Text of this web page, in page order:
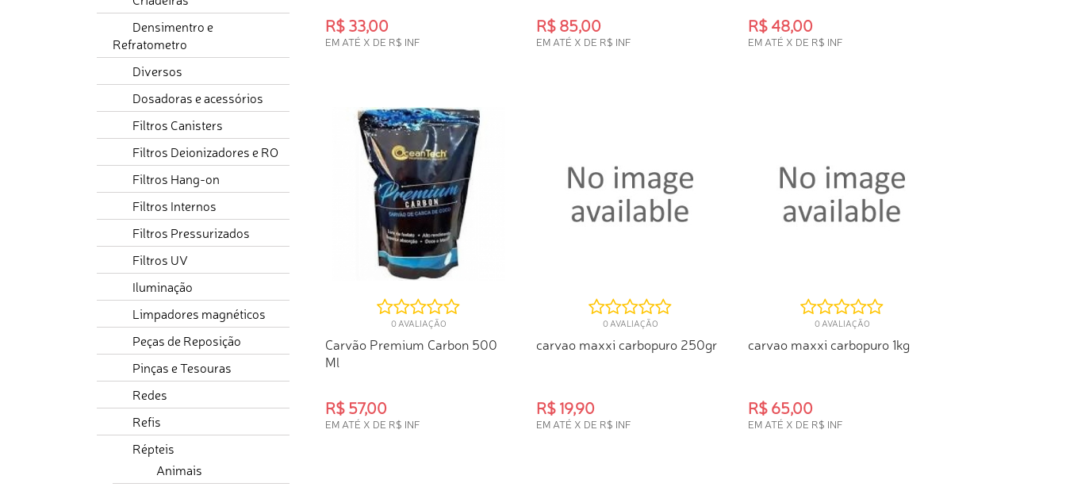
Densimentro e
Refratometro
Diversos
Dosadoras e acessórios
Filtros Canisters
Filtros Deionizadores e RO
Filtros Hang-on
Filtros Internos
Filtros Pressurizados
Filtros UV
Iluminação
Limpadores magnéticos
Peças de Reposição
Pinças e Tesouras
Redes
Refis
Répteis
Animais
R$ 33,00
EM ATÉ X DE R$ INF
R$ 85,00
EM ATÉ X DE R$ INF
R$ 48,00
EM ATÉ X DE R$ INF
0 AVALIAÇÃO
Carvão Premium Carbon 500
Ml
R$ 57,00
EM ATÉ X DE R$ INF
0 AVALIAÇÃO
carvao maxxi carbopuro 250gr
R$ 19,90
EM ATÉ X DE R$ INF
0 AVALIAÇÃO
carvao maxxi carbopuro 1kg
R$ 65,00
EM ATÉ X DE R$ INF